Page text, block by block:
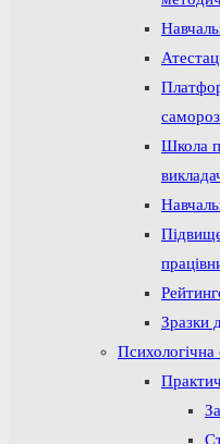
Школа
Зразки
Психологічна